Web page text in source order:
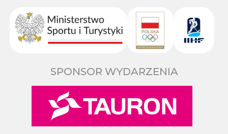
SPONSOR WYDARZENIA